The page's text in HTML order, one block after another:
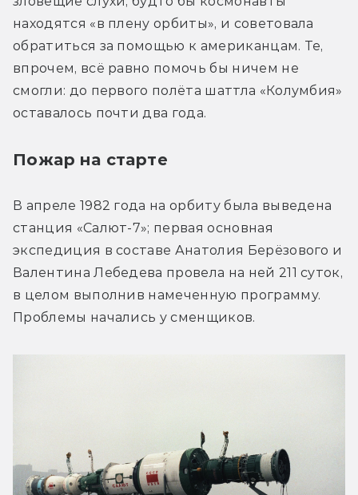
находятся «в плену орбиты», и советовала
обратиться за помощью к американцам. Те,
впрочем, всё равно помочь бы ничем не
смогли: до первого полёта шаттла «Колумбия»
оставалось почти два года.
Пожар на старте
В апреле 1982 года на орбиту была выведена
станция «Салют-7»; первая основная
экспедиция в составе Анатолия Берёзового и
Валентина Лебедева провела на ней 211 суток,
в целом выполнив намеченную программу.
Проблемы начались у сменщиков.